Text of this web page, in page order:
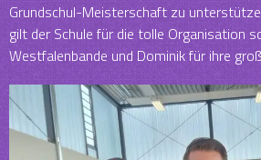
Grundschul-Meisterschaft zu
gilt der Schule für die tolle Organisation
Westfalenbande und Dominik für ihre